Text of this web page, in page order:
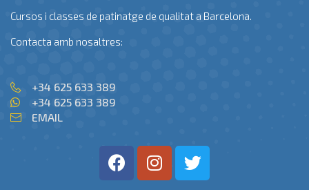
Cursos i classes de patinatge de qualitat a Barcelona.
Contacta amb nosaltres:
+34 625 633 389
+34 625 633 389
EMAIL